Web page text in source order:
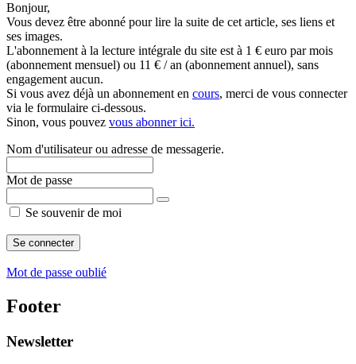
Bonjour,
Vous devez être abonné pour lire la suite de cet article, ses liens et
ses images.
L'abonnement à la lecture intégrale du site est à 1 € euro par mois
(abonnement mensuel) ou 11 € / an (abonnement annuel), sans
engagement aucun.
Si vous avez déjà un abonnement en cours, merci de vous connecter
via le formulaire ci-dessous.
Sinon, vous pouvez vous abonner ici.
Nom d'utilisateur ou adresse de messagerie.
Mot de passe
Se souvenir de moi
Mot de passe oublié
Footer
Newsletter